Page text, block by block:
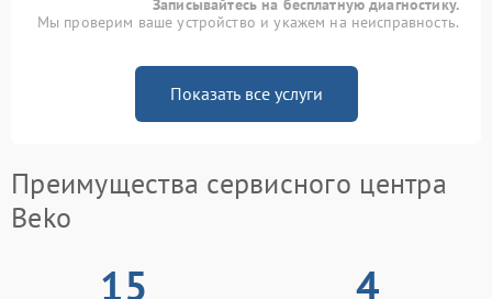
Записывайтесь на бесплатную диагностику.
Мы проверим ваше устройство и укажем на неисправность.
Показать все услуги
Преимущества сервисного центра
Beko
15 4